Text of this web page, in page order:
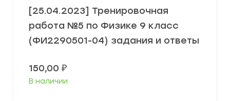
[25.04.2023] Тренировочная
работа №5 по Физике 9 класс
(ФИ2290501-04) задания и ответы
150,00 ₽
В наличии